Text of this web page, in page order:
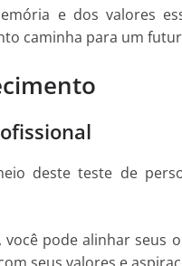
e dos valores
caminha para um
deste teste de
pode alinhar seus